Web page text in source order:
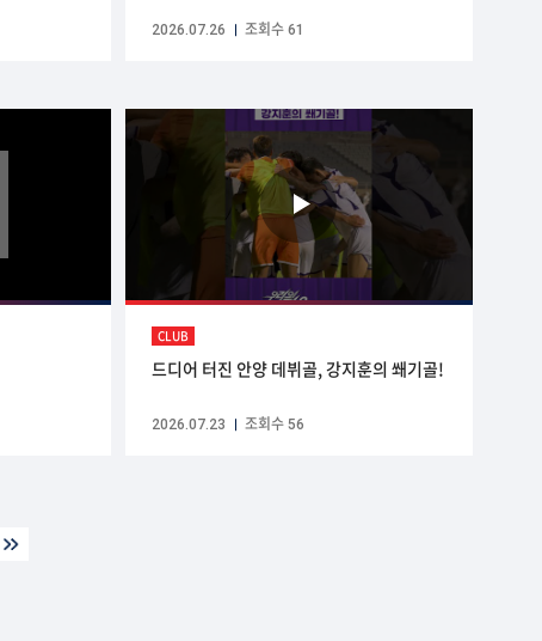
2026.07.26 조회수 61
CLUB
드디어 터진 안양 데뷔골, 강지훈의 쐐기골!
2026.07.23 조회수 56